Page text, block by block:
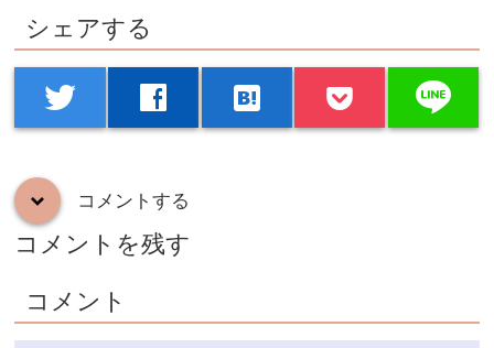
シェアする
twitter facebook hatenabookmark line
down コメントする
コメントを残す
コメント